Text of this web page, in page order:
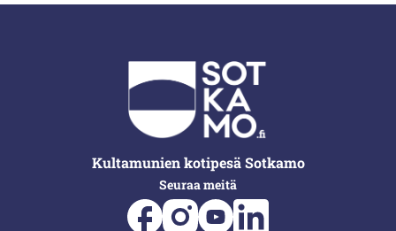
Kultamunien kotipesä Sotkamo
Seuraa meitä